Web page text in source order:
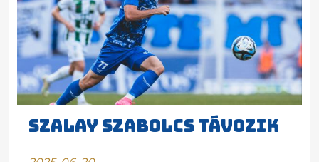
Szalay Szabolcs távozik